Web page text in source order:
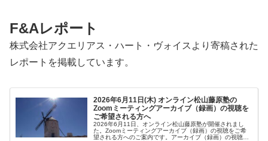
F&Aレポート
株式会社アクエリアス・ハート・ヴォイスより寄稿された
レポートを掲載しています。
2026年6月11日(木) オンライン松山藤原塾の
Zoomミーティングアーカイブ（録画）の視聴を
ご希望される方へ
2026年6月11日、オンライン松山藤原塾が開催されまし
た。Zoomミーティングアーカイブ（録画）の視聴をご希
望される方へのご案内です。アーカイブ（録画）の視聴を